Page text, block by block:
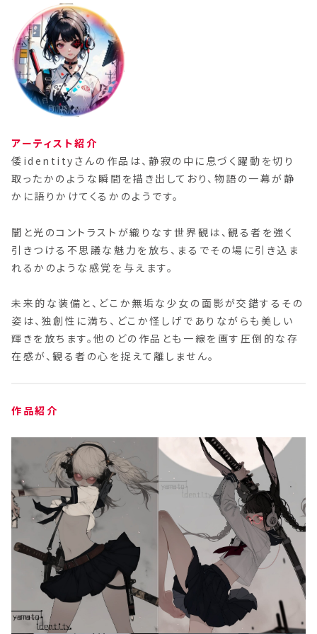
アーティスト紹介
倭identityさんの作品は、静寂の中に息づく躍動を切り
取ったかのような瞬間を描き出しており、物語の一幕が静
かに語りかけてくるかのようです。
闇と光のコントラストが織りなす世界観は、観る者を強く
引きつける不思議な魅力を放ち、まるでその場に引き込ま
れるかのような感覚を与えます。
未来的な装備と、どこか無垢な少女の面影が交錯するその
姿は、独創性に満ち、どこか怪しげでありながらも美しい
輝きを放ちます。他のどの作品とも一線を画す圧倒的な存
在感が、観る者の心を捉えて離しません。
作品紹介